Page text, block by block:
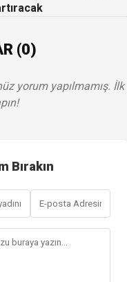
(0)
yorum yapılmamış. İlk
Bırakın